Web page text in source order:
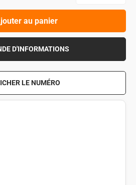
au panier
D'INFORMATIONS
LE NUMÉRO